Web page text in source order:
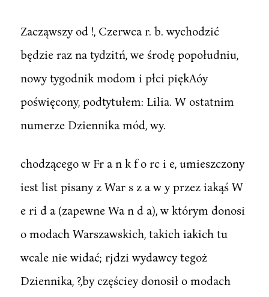
Zacząwszy od !, Czerwca r. b. wychodzić
będzie raz na tydzitń, we środę popołudniu,
nowy tygodnik modom i płci piękAóy
poświęcony, podtytułem: Lilia. W ostatnim
numerze Dziennika mód, wy.
chodzącego w Fr a n k f o rc i e, umieszczony
iest list pisany z War s z a w y przez iakąś W
e ri d a (zapewne Wa n d a), w którym donosi
o modach Warszawskich, takich iakich tu
wcale nie widać; rjdzi wydawcy tegoż
Dziennika, ?,by częściey donosił o modach